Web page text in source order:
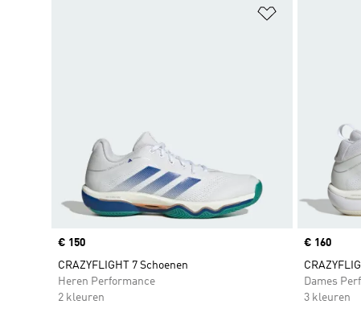
Price
€ 150
CRAZYFLIGHT 7 Schoenen
Heren Performance
2 kleuren
Price
€ 160
Dames
3 kleuren